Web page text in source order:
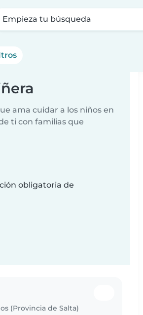
Empieza tu búsqueda
ama cuidar a los niños en
ti con familias que
obligatoria de
(Provincia de Salta)